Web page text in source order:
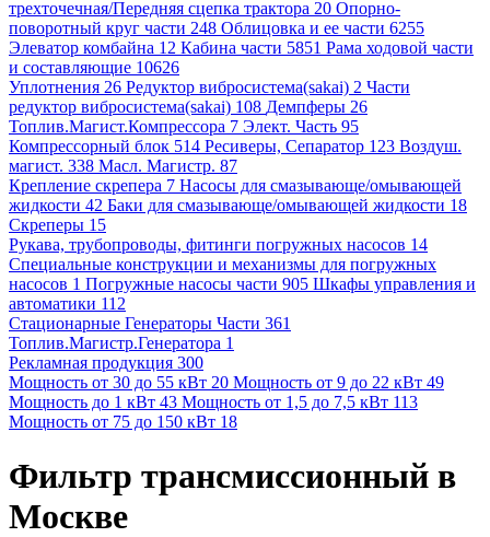
трехточечная/Передняя сцепка трактора 20 Опорно-
поворотный круг части 248 Облицовка и ее части 6255
Элеватор комбайна 12 Кабина части 5851 Рама ходовой части
и составляющие 10626
Уплотнения 26 Редуктор вибросистема(sakai) 2 Части
редуктор вибросистема(sakai) 108 Демпферы 26
Топлив.Магист.Компрессора 7 Элект. Часть 95
Компрессорный блок 514 Ресиверы, Сепаратор 123 Воздуш.
магист. 338 Масл. Магистр. 87
Крепление скрепера 7 Насосы для смазывающе/омывающей
жидкости 42 Баки для смазывающе/омывающей жидкости 18
Скреперы 15
Рукава, трубопроводы, фитинги погружных насосов 14
Специальные конструкции и механизмы для погружных
насосов 1 Погружные насосы части 905 Шкафы управления и
автоматики 112
Стационарные Генераторы Части 361
Топлив.Магистр.Генератора 1
Рекламная продукция 300
Мощность от 30 до 55 кВт 20 Мощность от 9 до 22 кВт 49
Мощность до 1 кВт 43 Мощность от 1,5 до 7,5 кВт 113
Мощность от 75 до 150 кВт 18
Фильтр трансмиссионный в
Москве